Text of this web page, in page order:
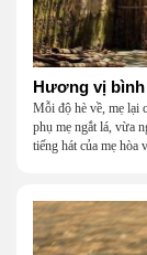
Hương vị bình
Mỗi độ hè về, mẹ lại
phụ mẹ ngắt lá, vừa
tiếng hát của mẹ hòa